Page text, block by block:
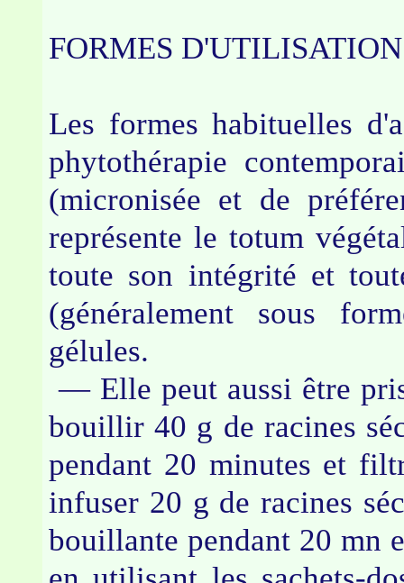
FORMES
Les formes habituelles
phytothérapie
(micronisée et de
représente le totum
toute son intégrité et
(généralement sous
gélules.
— Elle peut aussi être
bouillir 40 g de racines
pendant 20 minutes et
infuser 20 g de racines
bouillante pendant 20 mn